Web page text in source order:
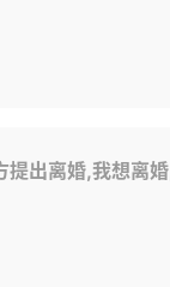
间,我想要求男方赔偿我青春损失费,精神损失费,